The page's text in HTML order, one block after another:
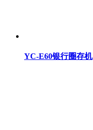
YC-E60银行圈存机